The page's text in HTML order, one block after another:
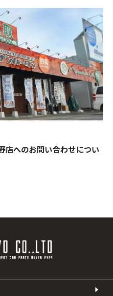
店へのお問い合わせについ